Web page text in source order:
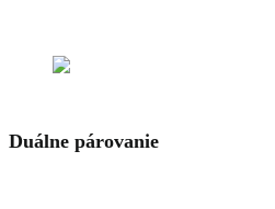
Duálne párovanie